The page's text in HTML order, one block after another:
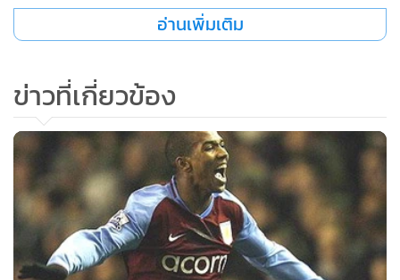
อ่านเพิ่มเติม
ข่าวที่เกี่ยวข้อง